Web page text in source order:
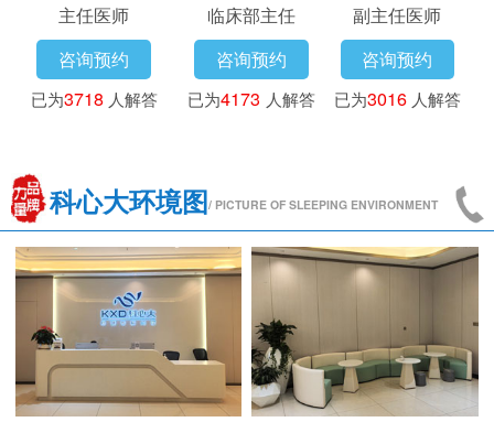
主任医师
咨询预约
已为3718 人解答
临床部主任
咨询预约
已为4173 人解答
副主任医师
咨询预约
已为3016 人解答
科心大环境图/ PICTURE OF SLEEPING ENVIRONMENT